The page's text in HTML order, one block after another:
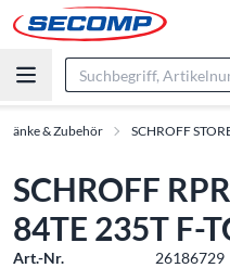
& Zubehör SCHROFF
SCHROFF
84TE 235T F-
Art.-Nr.
26186729